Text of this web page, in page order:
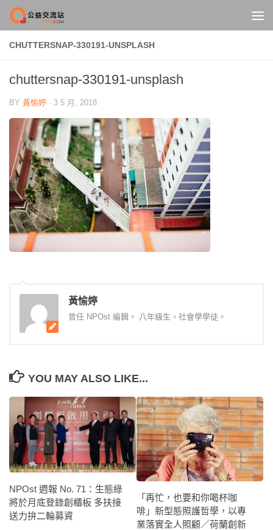
Skip to content
CHUTTERSNAP-330191-UNSPLASH
chuttersnap-330191-unsplash
BY 黃愉婷 · 3 5 月, 2018
黃愉婷
曾任 NPOst 編輯。 八年級生。社會學學徒。
YOU MAY ALSO LIKE...
NPOst 週報 No. 71：生態綠
將於月底登錄創櫃板 多扶接
送力拚二輪募資
「再忙，也要和你喝杯咖
啡」新型態照護哲學，以專
業落實全人照顧／荷蘭創新